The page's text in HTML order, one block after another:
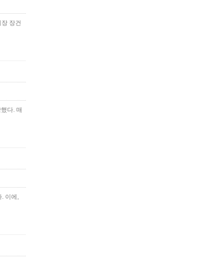
장건
다. 매
. 이에,